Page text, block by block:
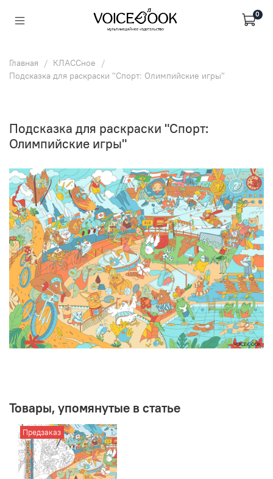
0
Главная
КЛАССное
Подсказка для раскраски "Спорт: Олимпийские игры"
Подсказка для раскраски "Спорт:
Олимпийские игры"
Товары, упомянутые в статье
Предзаказ